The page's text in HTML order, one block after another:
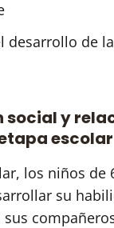
desarrollo de
y
escolar
los niños de
su